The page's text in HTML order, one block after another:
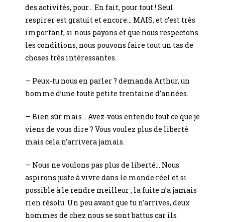
des activités, pour… En fait, pour tout ! Seul
respirer est gratuit et encore… MAIS, et c’est très
important, si nous payons et que nous respectons
les conditions, nous pouvons faire tout un tas de
choses très intéressantes.
— Peux-tu nous en parler ? demanda Arthur, un
homme d’une toute petite trentaine d’années.
— Bien sûr mais… Avez-vous entendu tout ce que je
viens de vous dire ? Vous voulez plus de liberté
mais cela n’arrivera jamais.
— Nous ne voulons pas plus de liberté… Nous
aspirons juste à vivre dans le monde réel et si
possible à le rendre meilleur ; la fuite n’a jamais
rien résolu. Un peu avant que tu n’arrives, deux
hommes de chez nous se sont battus car ils